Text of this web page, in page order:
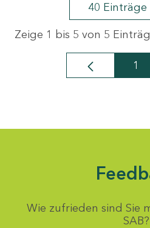
40 Einträge
Zeige 1 bis 5 von 5
1
Wie zufrieden sind Sie
SAB?